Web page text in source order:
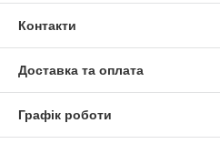
Контакти
Доставка та оплата
Графік роботи